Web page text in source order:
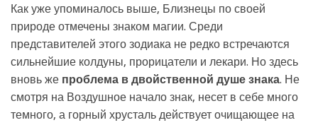
Как уже упоминалось выше, Близнецы по своей
природе отмечены знаком магии. Среди
представителей этого зодиака не редко встречаются
сильнейшие колдуны, прорицатели и лекари. Но здесь
вновь же проблема в двойственной душе знака. Не
смотря на Воздушное начало знак, несет в себе много
темного, а горный хрусталь действует очищающее на